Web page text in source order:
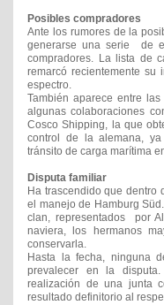
Posibles compradores
Ante los rumores de la
generarse una serie de
compradores. La lista de
remarcó recientemente su
espectro.
También aparece entre
algunas colaboraciones
Cosco Shipping, la que
control de la alemana,
tránsito de carga marítima
Disputa familiar
Ha trascendido que dentro
el manejo de Hamburg
clan, representados por
naviera, los hermanos
conservarla.
Hasta la fecha, ninguna
prevalecer en la
realización de una junta
resultado definitorio al